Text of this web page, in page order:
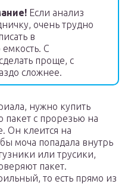
Если анализ
очень трудно
в
С
проще, с
сложнее.
нужно купить
пакет с прорезью на
Он клеится на
моча попадала внутрь
или трусики,
пакет.
то есть прямо из